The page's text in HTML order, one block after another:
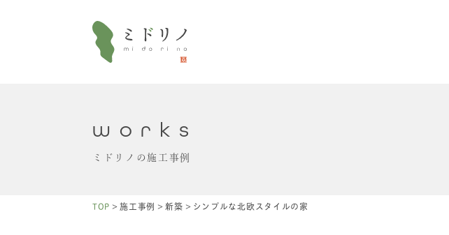
works
ミドリノの施工事例
TOP >施工事例 >新築 > シンプルな北欧スタイルの家